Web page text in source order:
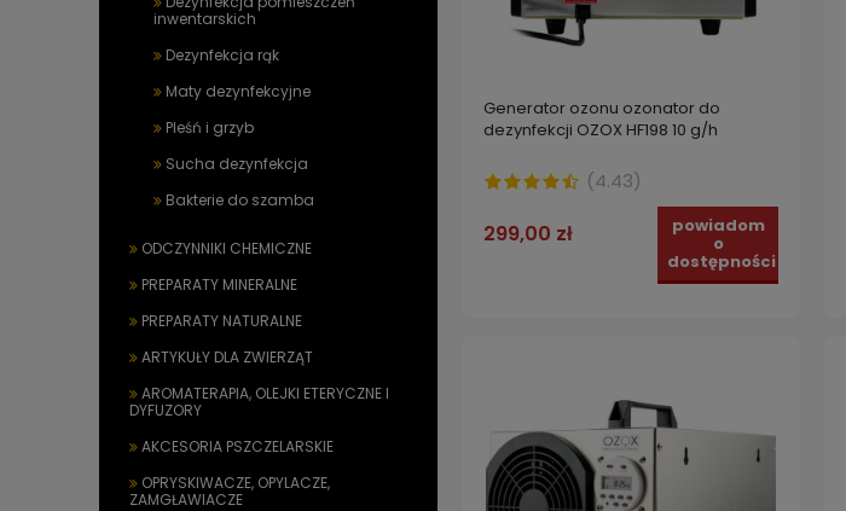
inwentarskich
Dezynfekcja rąk
Maty dezynfekcyjne
Pleśń i grzyb
Sucha dezynfekcja
Bakterie do szamba
ODCZYNNIKI CHEMICZNE
PREPARATY MINERALNE
PREPARATY NATURALNE
ARTYKUŁY DLA ZWIERZĄT
AROMATERAPIA, OLEJKI ETERYCZNE I
DYFUZORY
AKCESORIA PSZCZELARSKIE
OPRYSKIWACZE, OPYLACZE,
ZAMGŁAWIACZE
Generator ozonu ozonator do
dezynfekcji OZOX HF198 10 g/h
(4.43)
299,00 zł powiadom
o
dostępności